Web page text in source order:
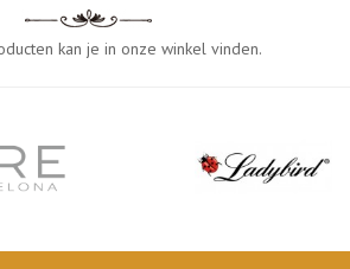
kan je in onze winkel vinden.